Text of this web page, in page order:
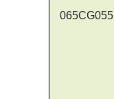
065CG055